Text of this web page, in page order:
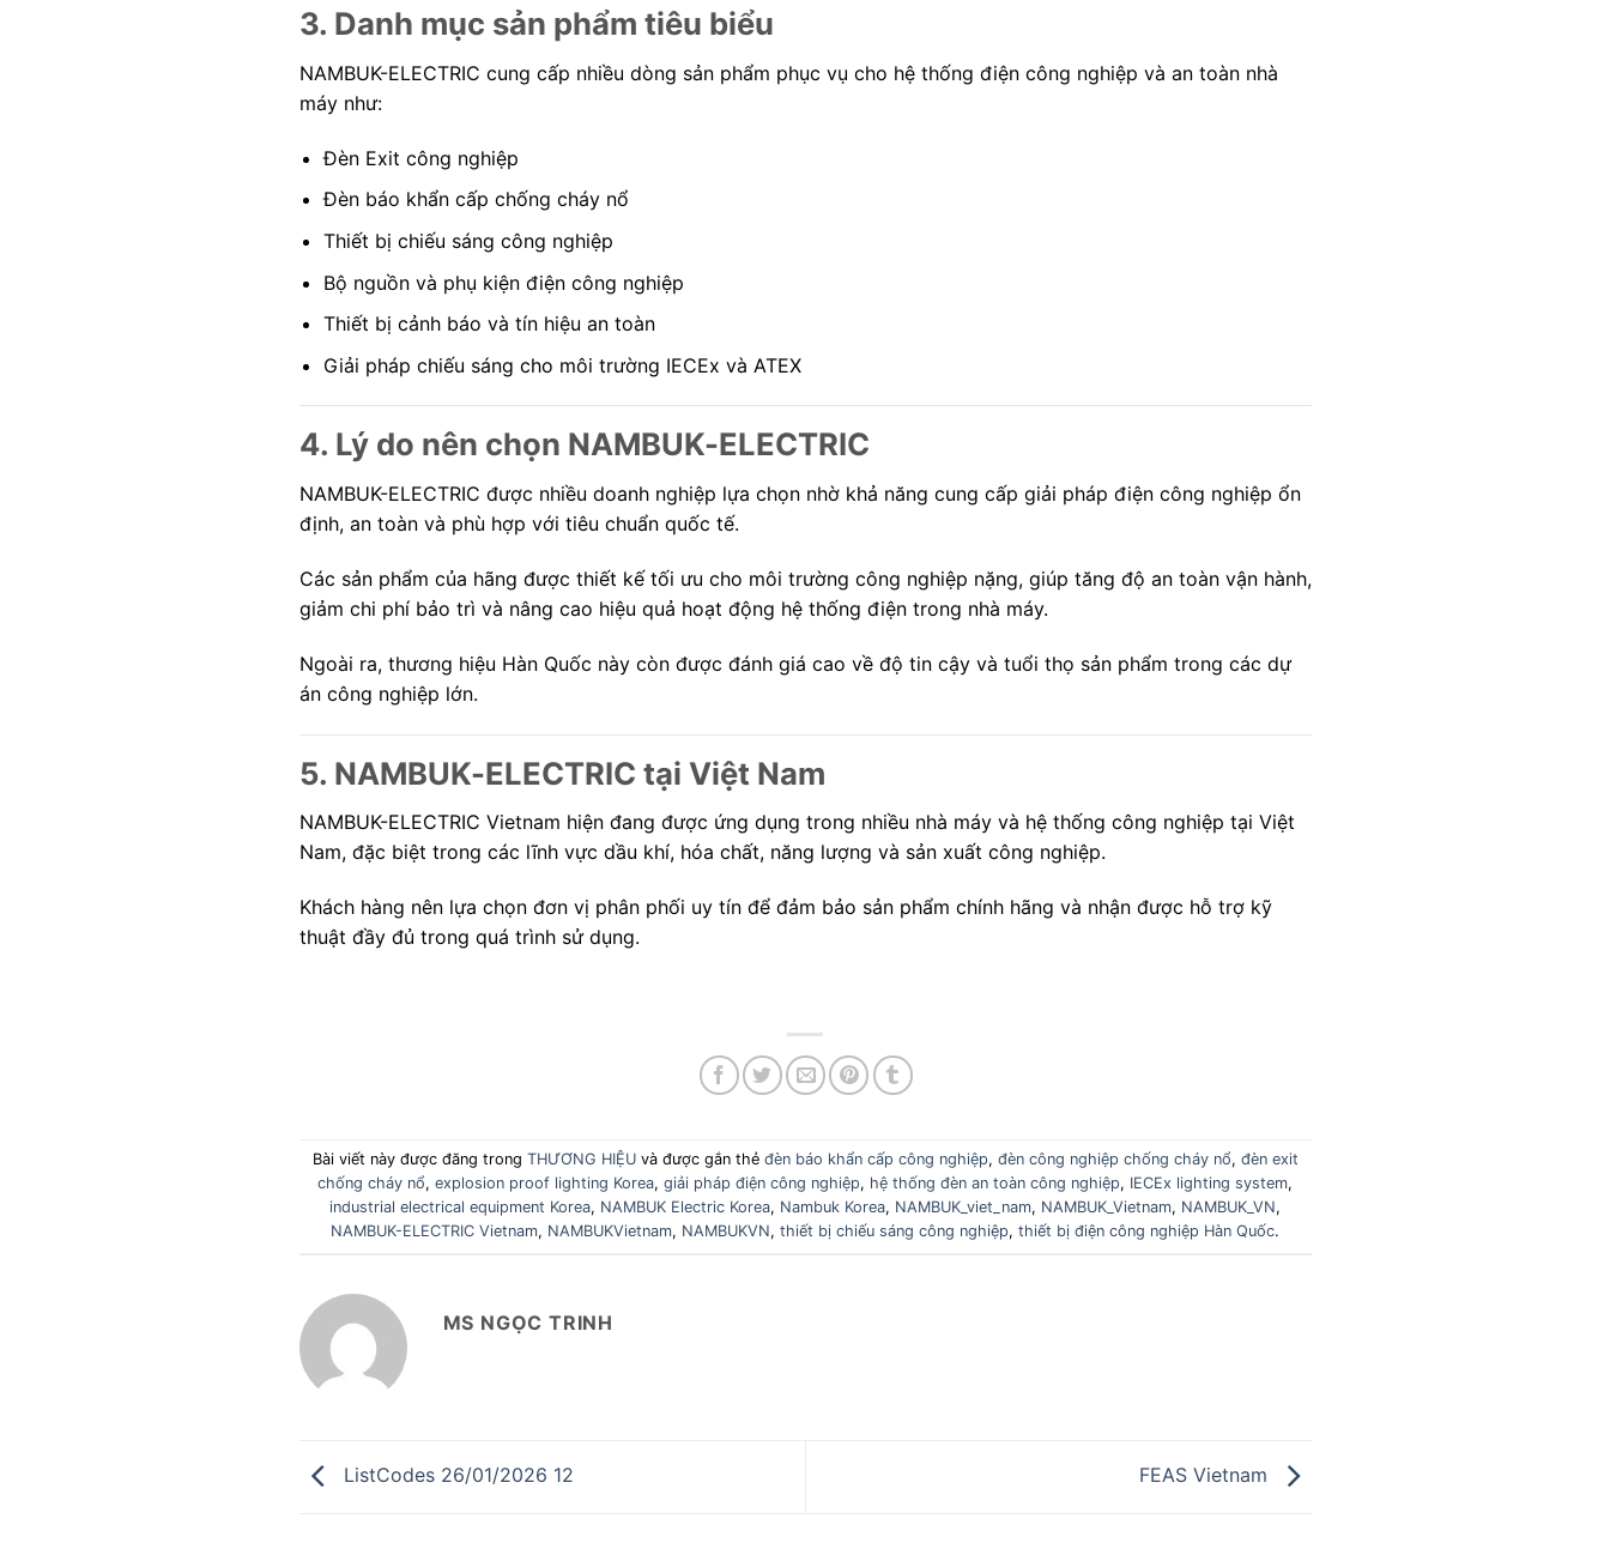
3. Danh mục sản phẩm tiêu biểu
NAMBUK-ELECTRIC cung cấp nhiều dòng sản phẩm phục vụ cho hệ thống điện công nghiệp và an toàn nhà
máy như:
Đèn Exit công nghiệp
Đèn báo khẩn cấp chống cháy nổ
Thiết bị chiếu sáng công nghiệp
Bộ nguồn và phụ kiện điện công nghiệp
Thiết bị cảnh báo và tín hiệu an toàn
Giải pháp chiếu sáng cho môi trường IECEx và ATEX
4. Lý do nên chọn NAMBUK-ELECTRIC
NAMBUK-ELECTRIC được nhiều doanh nghiệp lựa chọn nhờ khả năng cung cấp giải pháp điện công nghiệp ổn
định, an toàn và phù hợp với tiêu chuẩn quốc tế.
Các sản phẩm của hãng được thiết kế tối ưu cho môi trường công nghiệp nặng, giúp tăng độ an toàn vận hành,
giảm chi phí bảo trì và nâng cao hiệu quả hoạt động hệ thống điện trong nhà máy.
Ngoài ra, thương hiệu Hàn Quốc này còn được đánh giá cao về độ tin cậy và tuổi thọ sản phẩm trong các dự
án công nghiệp lớn.
5. NAMBUK-ELECTRIC tại Việt Nam
NAMBUK-ELECTRIC Vietnam hiện đang được ứng dụng trong nhiều nhà máy và hệ thống công nghiệp tại Việt
Nam, đặc biệt trong các lĩnh vực dầu khí, hóa chất, năng lượng và sản xuất công nghiệp.
Khách hàng nên lựa chọn đơn vị phân phối uy tín để đảm bảo sản phẩm chính hãng và nhận được hỗ trợ kỹ
thuật đầy đủ trong quá trình sử dụng.
Bài viết này được đăng trong THƯƠNG HIỆUvà được gắn thẻ đèn báo khẩn cấp công nghiệp, đèn công nghiệp chống cháy nổ, đèn exit
chống cháy nổ, explosion proof lighting Korea, giải pháp điện công nghiệp, hệ thống đèn an toàn công nghiệp, IECEx lighting system,
industrial electrical equipment Korea, NAMBUK Electric Korea, Nambuk Korea, NAMBUK_viet_nam, NAMBUK_Vietnam, NAMBUK_VN,
NAMBUK-ELECTRIC Vietnam, NAMBUKVietnam, NAMBUKVN, thiết bị chiếu sáng công nghiệp, thiết bị điện công nghiệp Hàn Quốc.
MS NGỌC TRINH
ListCodes 26/01/2026 12 FEAS Vietnam